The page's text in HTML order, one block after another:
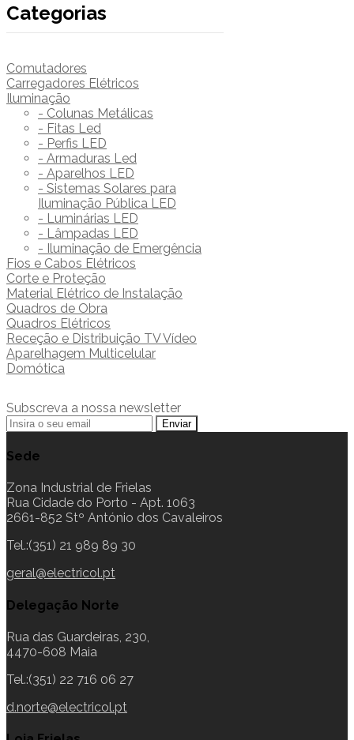
Categorias
Comutadores
Carregadores Elétricos
Iluminação
- Colunas Metálicas
- Fitas Led
- Perfis LED
- Armaduras Led
- Aparelhos LED
- Sistemas Solares para
Iluminação Pública LED
- Luminárias LED
- Lâmpadas LED
- Iluminação de Emergência
Fios e Cabos Elétricos
Corte e Proteção
Material Elétrico de Instalação
Quadros de Obra
Quadros Elétricos
Receção e Distribuição TV Vídeo
Aparelhagem Multicelular
Domótica
Subscreva a nossa newsletter
Sede
Zona Industrial de Frielas
Rua Cidade do Porto - Apt. 1063
2661-852 Stº António dos Cavaleiros
Tel.:(351) 21 989 89 30
geral@electricol.pt
Delegação Norte
Rua das Guardeiras, 230,
4470-608 Maia
Tel.:(351) 22 716 06 27
d.norte@electricol.pt